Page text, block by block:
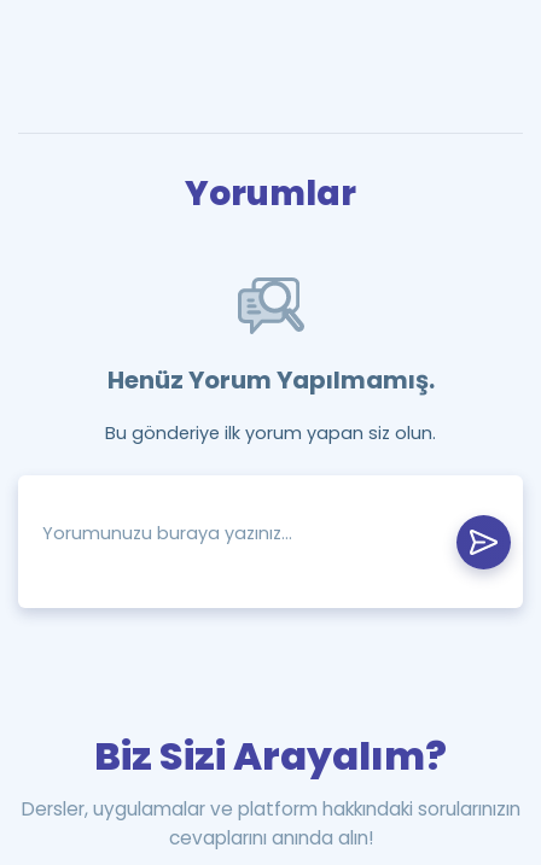
Yorumlar
Henüz Yorum Yapılmamış.
Bu gönderiye ilk yorum yapan siz olun.
Biz Sizi Arayalım?
Dersler, uygulamalar ve platform hakkındaki sorularınızın
cevaplarını anında alın!